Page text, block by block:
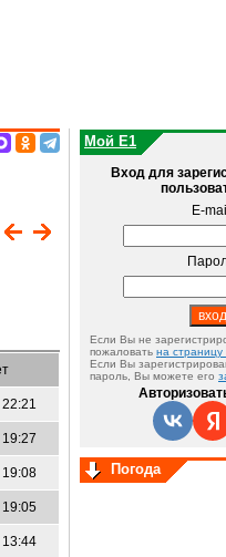
Мой E1
Вход для
E-
Если Вы не
пожаловать на страницу
Если Вы
пароль, Вы можете его
Погода